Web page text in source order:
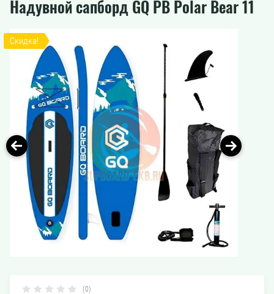
Надувной сапборд GQ PB Polar Bear 11
Скидка!
(0)